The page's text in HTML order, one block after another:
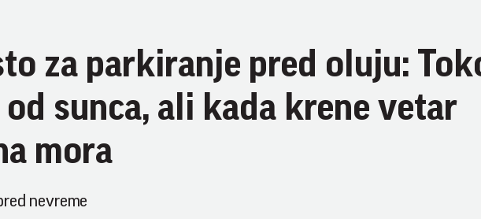
za parkiranje pred oluju:
sunca, ali kada krene vetar
mora
nevreme